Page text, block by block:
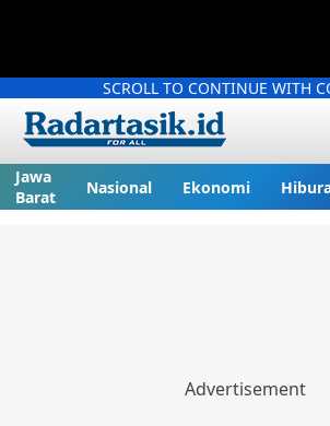
SCROLL TO CONTINUE WITH
Jawa
Barat
Nasional Ekonomi